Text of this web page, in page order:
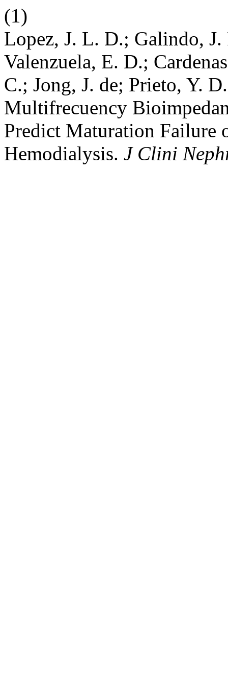
(1)
Lopez, J. L. D.; Galindo,
Valenzuela, E. D.;
C.; Jong, J. de; Prieto, Y.
Multifrecuency
Predict Maturation Failure
Hemodialysis. J Clini